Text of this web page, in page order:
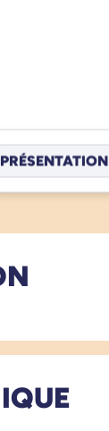
PRÉSENTATION